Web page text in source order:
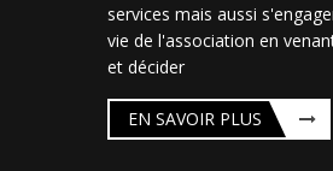
services mais aussi
vie de l'association en
et décider
EN SAVOIR PLUS